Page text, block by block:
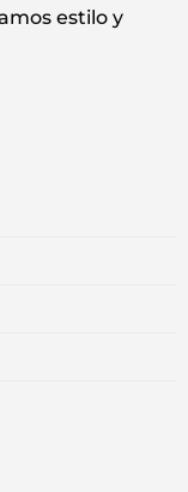
estilo y